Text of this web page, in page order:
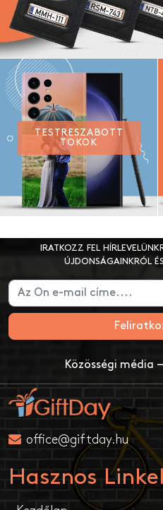
TESTRESZABOTT
TOKOK
IRATKOZZ FEL
ÚJDONSÁGAINKRÓL
Közösségi média
office@giftday.hu
Hasznos